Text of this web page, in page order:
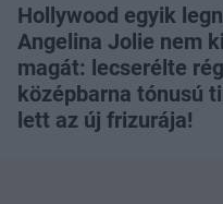
Hollywood egyik
Angelina Jolie nem
magát: lecserélte
középbarna tónusú
lett az új frizurája!